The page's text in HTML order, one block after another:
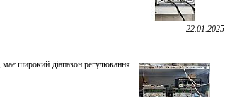
22.01.2025
широкий діапазон регулювання.